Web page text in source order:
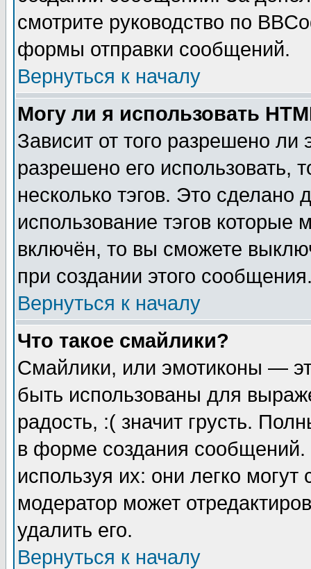
смотрите руководство по
формы отправки сообщений.
Вернуться к началу
Могу ли я использовать
Зависит от того разрешено
разрешено его использовать,
несколько тэгов. Это сделано
использование тэгов
включён, то вы сможете
при создании этого
Вернуться к началу
Что такое смайлики?
Смайлики, или эмотиконы —
быть использованы для
радость, :( значит грусть.
в форме создания сообщений.
используя их: они легко
модератор может
удалить его.
Вернуться к началу